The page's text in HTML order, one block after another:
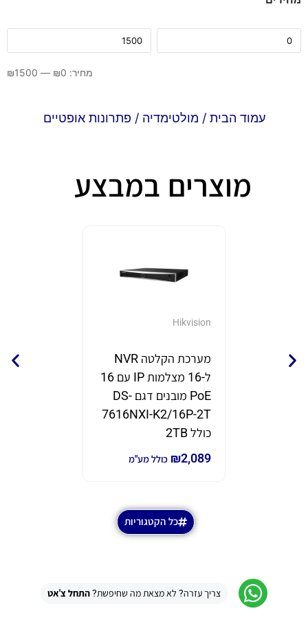
מחיר: ₪0
—
₪1500
עמוד הבית / מולטימדיה / פתרונות אופטיים
מוצרים במבצע
Hikvision
מערכת הקלטה NVR
ל-16 מצלמות IP עם 16
PoE מובנים דגם DS-
7616NXI-K2/16P-2T
כולל 2TB
₪2,089 כולל מע"מ
כל הקטגוריות
צריך עזרה? לא מצאת מה שחיפשת?התחל צ'אט